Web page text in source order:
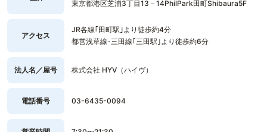
東京都港区芝浦3丁目13－14PhilPark田町Shibaura5F
アクセス
JR各線｢田町駅｣より徒歩約4分
都営浅草線･三田線｢三田駅｣より徒歩約6分
法人名／屋号 株式会社 HYV（ハイヴ）
電話番号 03-6435-0094